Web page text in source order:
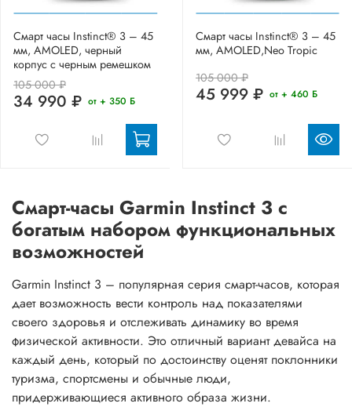
Смарт часы Instinct® 3 – 45
мм, AMOLED, черный
корпус с черным ремешком
105 000 ₽
34 990 ₽ от + 350 Б
Смарт часы Instinct® 3 – 45
мм, AMOLED,Neo Tropic
105 000 ₽
45 999 ₽ от + 460 Б
Смарт-часы Garmin Instinct 3 с
богатым набором функциональных
возможностей
Garmin Instinct 3 – популярная серия смарт-часов, которая
дает возможность вести контроль над показателями
своего здоровья и отслеживать динамику во время
физической активности. Это отличный вариант девайса на
каждый день, который по достоинству оценят поклонники
туризма, спортсмены и обычные люди,
придерживающиеся активного образа жизни.